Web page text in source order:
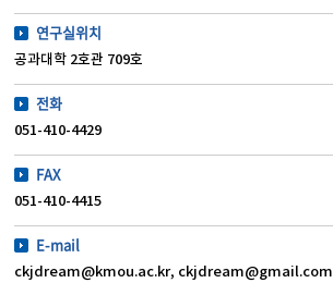
연구실위치
공과대학 2호관 709호
전화
051-410-4429
FAX
051-410-4415
E-mail
ckjdream@kmou.ac.kr, ckjdream@gmail.com